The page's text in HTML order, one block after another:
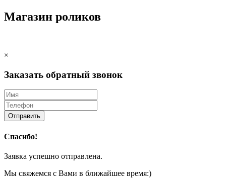
Магазин роликов
×
Заказать обратный звонок
Отправить
Спасибо!
Заявка успешно отправлена.
Мы свяжемся с Вами в ближайшее время:)